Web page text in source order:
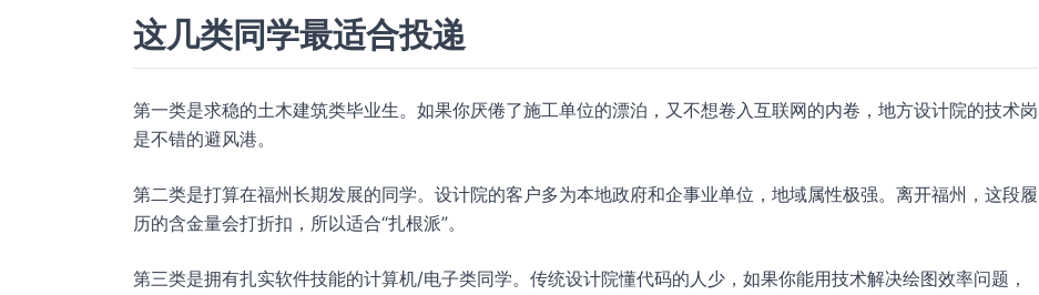
这几类同学最适合投递
第一类是求稳的土木建筑类毕业生。如果你厌倦了施工单位的漂泊，又不想卷入互联网的内卷，地方设计院的技术岗
是不错的避风港。
第二类是打算在福州长期发展的同学。设计院的客户多为本地政府和企事业单位，地域属性极强。离开福州，这段履
历的含金量会打折扣，所以适合“扎根派”。
第三类是拥有扎实软件技能的计算机/电子类同学。传统设计院懂代码的人少，如果你能用技术解决绘图效率问题，